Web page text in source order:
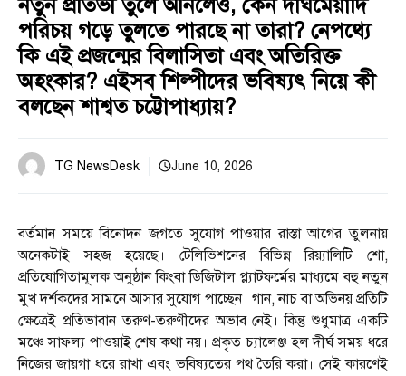
নতুন প্রতিভা তুলে আনলেও, কেন দীর্ঘমেয়াদি
পরিচয় গড়ে তুলতে পারছে না তারা? নেপথ্যে
কি এই প্রজন্মের বিলাসিতা এবং অতিরিক্ত
অহংকার? এইসব শিল্পীদের ভবিষ্যৎ নিয়ে কী
বলছেন শাশ্বত চট্টোপাধ্যায়?
TG NewsDesk June 10, 2026
বর্তমান সময়ে বিনোদন জগতে সুযোগ পাওয়ার রাস্তা আগের তুলনায়
অনেকটাই সহজ হয়েছে। টেলিভিশনের বিভিন্ন রিয়্যালিটি শো,
প্রতিযোগিতামূলক অনুষ্ঠান কিংবা ডিজিটাল প্ল্যাটফর্মের মাধ্যমে বহু নতুন
মুখ দর্শকদের সামনে আসার সুযোগ পাচ্ছেন। গান, নাচ বা অভিনয় প্রতিটি
ক্ষেত্রেই প্রতিভাবান তরুণ-তরুণীদের অভাব নেই। কিন্তু শুধুমাত্র একটি
মঞ্চে সাফল্য পাওয়াই শেষ কথা নয়। প্রকৃত চ্যালেঞ্জ হল দীর্ঘ সময় ধরে
নিজের জায়গা ধরে রাখা এবং ভবিষ্যতের পথ তৈরি করা। সেই কারণেই